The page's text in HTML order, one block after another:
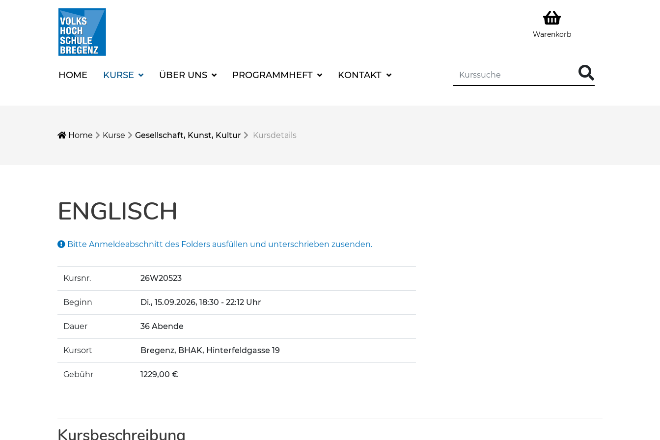
Warenkorb
HOME KURSE ÜBER UNS PROGRAMMHEFT KONTAKT
Home Kurse Gesellschaft, Kunst, Kultur Kursdetails
ENGLISCH
Bitte Anmeldeabschnitt des Folders ausfüllen und unterschrieben zusenden.
Kursnr. 26W20523
Beginn Di., 15.09.2026, 18:30 - 22:12 Uhr
Dauer 36 Abende
Kursort Bregenz, BHAK, Hinterfeldgasse 19
Gebühr 1229,00 €
Kursbeschreibung